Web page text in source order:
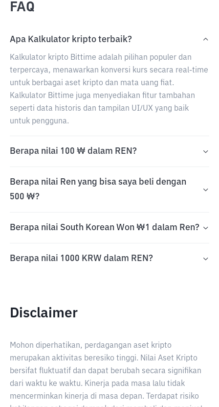
FAQ
Apa Kalkulator kripto terbaik?
Kalkulator kripto Bittime adalah pilihan populer dan
terpercaya, menawarkan konversi kurs secara real-time
untuk berbagai aset kripto dan mata uang fiat.
Kalkulator Bittime juga menyediakan fitur tambahan
seperti data historis dan tampilan UI/UX yang baik
untuk pengguna.
Berapa nilai 100 ₩ dalam REN?
Berapa nilai Ren yang bisa saya beli dengan
500 ₩?
Berapa nilai South Korean Won ₩1 dalam Ren?
Berapa nilai 1000 KRW dalam REN?
Disclaimer
Mohon diperhatikan, perdagangan aset kripto
merupakan aktivitas beresiko tinggi. Nilai Aset Kripto
bersifat fluktuatif dan dapat berubah secara signifikan
dari waktu ke waktu. Kinerja pada masa lalu tidak
mencerminkan kinerja di masa depan. Terdapat risiko